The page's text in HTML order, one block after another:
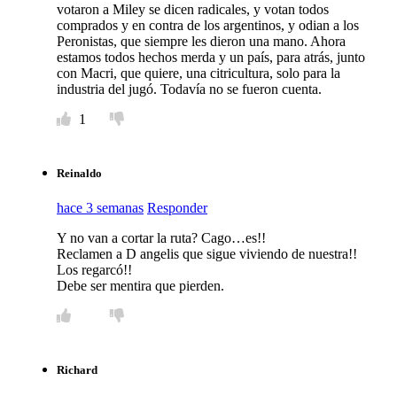
votaron a Miley se dicen radicales, y votan todos
comprados y en contra de los argentinos, y odian a los
Peronistas, que siempre les dieron una mano. Ahora
estamos todos hechos merda y un país, para atrás, junto
con Macri, que quiere, una citricultura, solo para la
industria del jugó. Todavía no se fueron cuenta.
1
Reinaldo
hace 3 semanas Responder
Y no van a cortar la ruta? Cago…es!!
Reclamen a D angelis que sigue viviendo de nuestra!!
Los regarcó!!
Debe ser mentira que pierden.
Richard